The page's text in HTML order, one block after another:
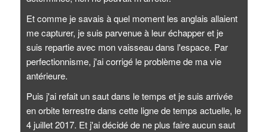
Et comme je savais à quel moment les anglais allaient
me capturer, je suis parvenue à leur échapper et je
suis repartie avec mon vaisseau dans l'espace. Par
perfectionnisme, j'ai corrigé le problème de ma vie
antérieure.
Puis j'ai refait un saut dans le temps et je suis arrivée
en orbite terrestre dans cette ligne de temps actuelle, le
4 juillet 2017. Et j'ai décidé de ne plus faire aucun saut